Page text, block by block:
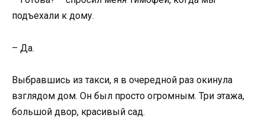
подъехали к дому.
– Да.
Выбравшись из такси, я в очередной раз окинула
взглядом дом. Он был просто огромным. Три этажа,
большой двор, красивый сад.